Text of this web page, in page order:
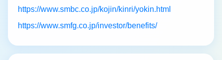
https://www.smbc.co.jp/kojin/kinri/yokin.html
https://www.smfg.co.jp/investor/benefits/